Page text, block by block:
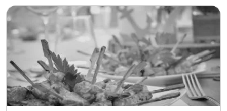
"authentique traiteur de goût".